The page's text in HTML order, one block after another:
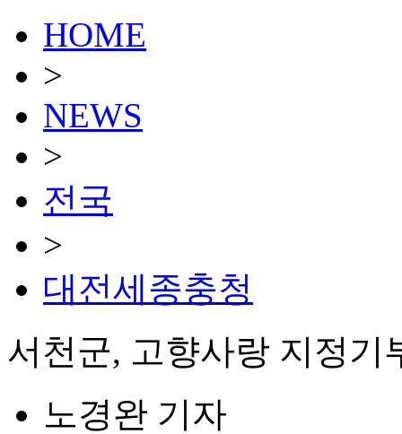
HOME
>
NEWS
>
전국
>
대전세종충청
서천군, 고향사랑 지정기
노경완 기자